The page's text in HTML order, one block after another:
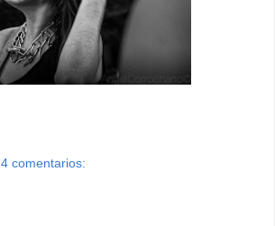
4 comentarios: